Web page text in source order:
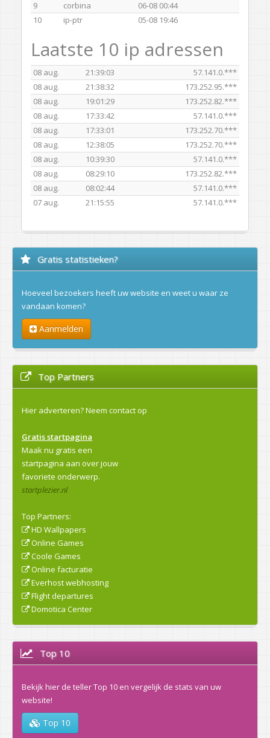
9
corbina
06-08 00:44
10
ip-ptr 05-08 19:46
Laatste 10 ip adressen
08 aug. 21:39:03
57.141.0.***
08 aug.
21:38:32
173.252.95.***
08 aug.
19:01:29
173.252.82.***
08 aug.
17:33:42
57.141.0.***
08 aug.
17:33:01
173.252.70.***
08 aug.
12:38:05
173.252.70.***
08 aug.
10:39:30
57.141.0.***
08 aug.
08:29:10
173.252.82.***
08 aug.
08:02:44
57.141.0.***
07 aug.
21:15:55 57.141.0.***
Gratis statistieken?
Hoeveel bezoekers heeft uw website en weet u waar ze
vandaan komen?
Aanmelden
Top Partners
Hier adverteren?Neem contact op
Gratis startpagina
Maak nu gratis een
startpagina aan over jouw
favoriete onderwerp.
startplezier.nl
Top Partners:
HD Wallpapers
Online Games
Coole Games
Online facturatie
Everhost webhosting
Flight departures
Domotica Center
Top 10
Bekijk hier de teller Top 10 en vergelijk de stats van uw
website!
Top 10